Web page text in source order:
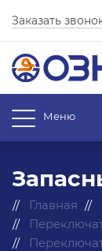
Заказать
Меню
Главная